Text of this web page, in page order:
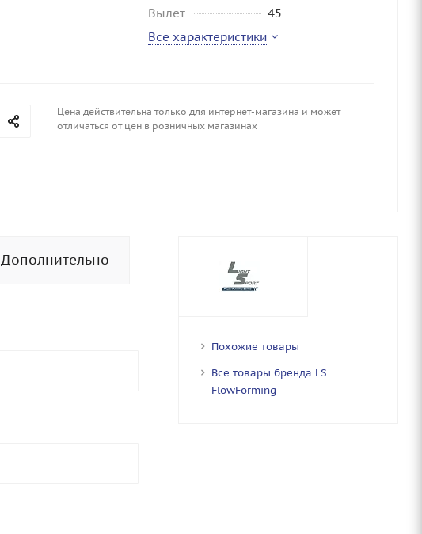
Вылет
45
Все характеристики
Цена действительна только для интернет-магазина и может
отличаться от цен в розничных магазинах
Дополнительно
Похожие товары
Все товары бренда LS
FlowForming